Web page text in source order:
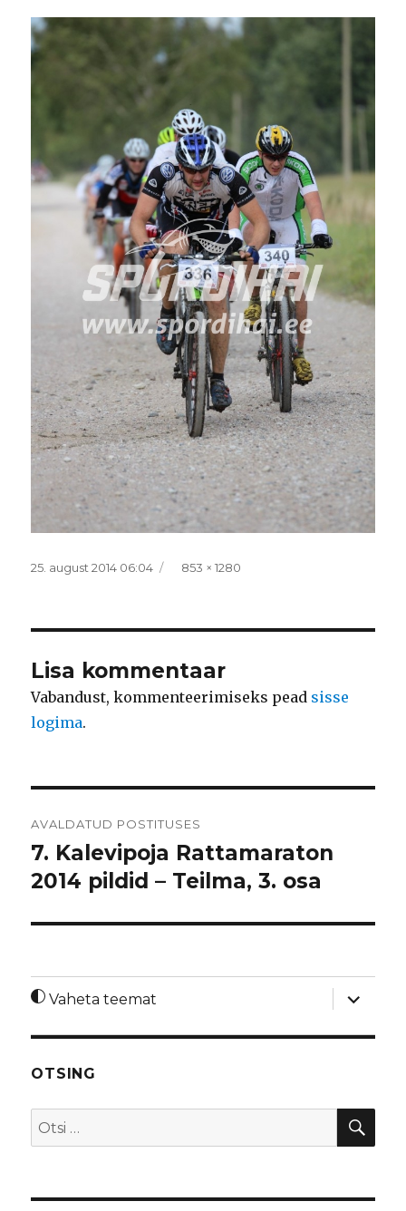
Postitatud
25. august 2014 06:04 Täissuurus
853 × 1280
Lisa kommentaar
Vabandust, kommenteerimiseks pead sisse
logima.
AVALDATUD POSTITUSES
7. Kalevipoja Rattamaraton
2014 pildid – Teilma, 3. osa
Vaheta teemat
laienda
OTSING
Otsi: